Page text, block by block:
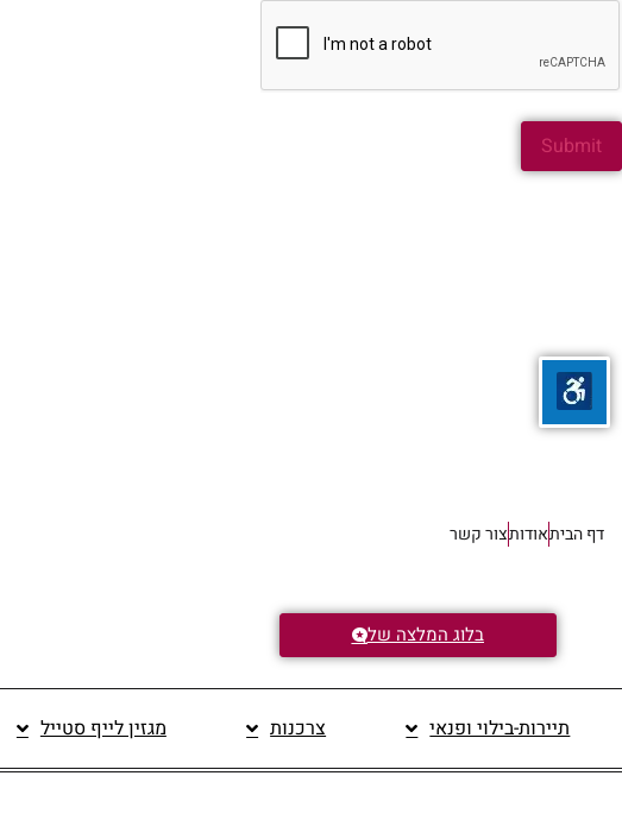
דף הביתאודותצור קשר
בלוג המלצה של
תיירות-בילוי ופנאי צרכנות מגזין לייף סטייל